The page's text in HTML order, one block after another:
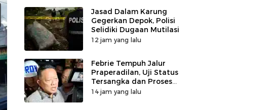
Jasad Dalam Karung
Gegerkan Depok, Polisi
Selidiki Dugaan Mutilasi
12 jam yang lalu
Febrie Tempuh Jalur
Praperadilan, Uji Status
Tersangka dan Proses
Penyidikan
14 jam yang lalu